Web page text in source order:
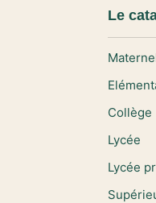
Le
Collège
Lycée
Lycée